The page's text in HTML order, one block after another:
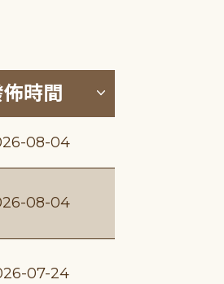
排序 (升降冪)
時間 按發佈時間
08-04
08-04
07-24